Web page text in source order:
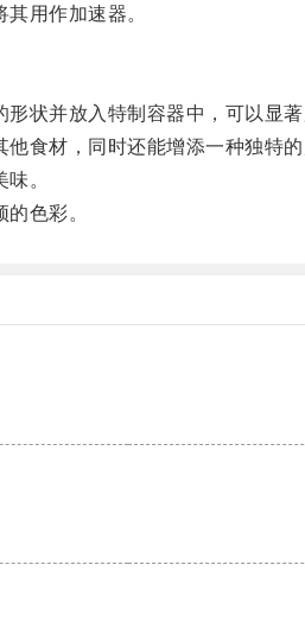
用作加速器。
并放入特制容器中，可以显著
食材，同时还能增添一种独特的
。
色彩。